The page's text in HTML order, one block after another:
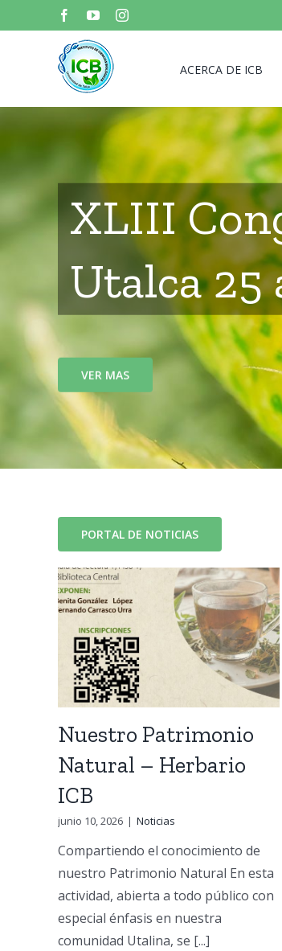
to
FacebookYouTubeInstagram
ACERCA DE ICB
XLIII
Utalca 25
VER MAS
PORTAL DE NOTICIAS
Nuestro Patrimonio
Natural – Herbario
ICB
junio 10, 2026 | Noticias
Compartiendo el conocimiento de
nuestro Patrimonio Natural En esta
actividad, abierta a todo público con
especial énfasis en nuestra
comunidad Utalina, se [...]